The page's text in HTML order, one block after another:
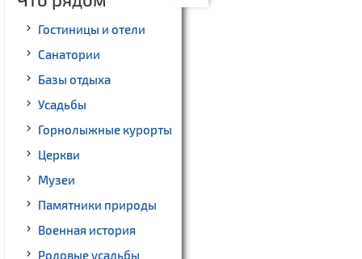
Гостиницы и отели
Санатории
Базы отдыха
Усадьбы
Горнолыжные курорты
Церкви
Музеи
Памятники природы
Военная история
Родовые усадьбы